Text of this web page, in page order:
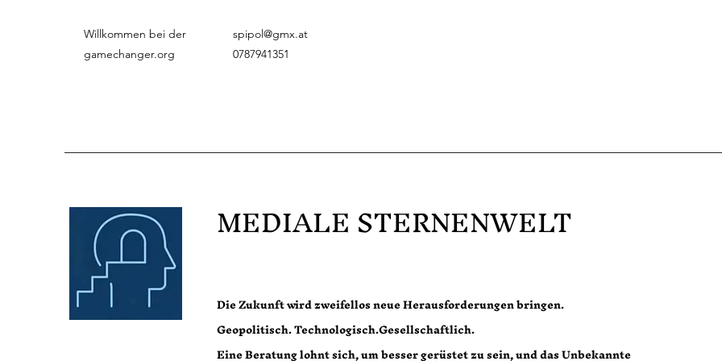
spipol@gmx.at
0787941351
Willkommen bei der
gamechanger.org
MEDIALE STERNENWELT
Die Zukunft wird zweifellos neue Herausforderungen bringen.
Geopolitisch. Technologisch.Gesellschaftlich.
Eine Beratung lohnt sich, um besser gerüstet zu sein, und das Unbekannte